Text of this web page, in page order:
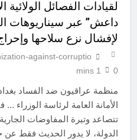
لقيادات الفصائل الولائية
داعش” عبر سيناريوهات
لإفشال نزع سلاحها
against-corruptio
0
1 mins
منظمة عراقيون ضد الفساد
الأمانة العامة لرئاسة الوزراء
تتصاعد وتيرة المفاوضات
الدولة، لا يدور الحديث فقط عن